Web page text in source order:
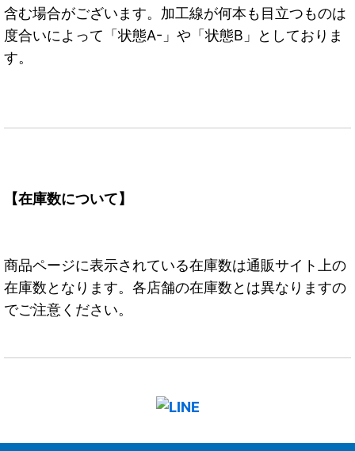
含む場合がございます。加工線が何本も目立つものは
度合いによって「状態A-」や「状態B」としておりま
す。
【在庫数について】
商品ページに表示されている在庫数は通販サイト上の
在庫数となります。各店舗の在庫数とは異なりますの
でご注意ください。